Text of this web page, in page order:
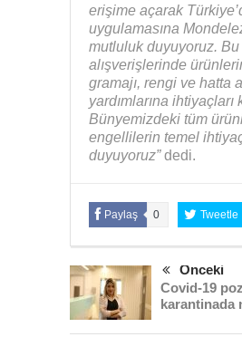
erişime açarak
uygulamasına
mutluluk duyuyoruz.
alışverişlerinde
gramajı, rengi ve hatta
yardımlarına
Bünyemizdeki tüm
engellilerin temel
duyuyoruz”dedi.
Paylaş 0 Tweetle
Önceki
Covid-19
karantinada